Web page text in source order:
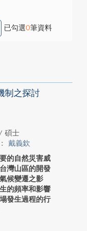
已勾選0筆資料
制之探討
碩士
戴義欽
的自然災害威
灣山區的開發
候變遷之影
的頻率和影響
發生過程的行